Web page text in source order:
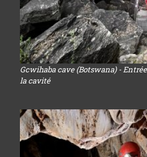
Gcwihaba cave (Botswana) -
la cavité